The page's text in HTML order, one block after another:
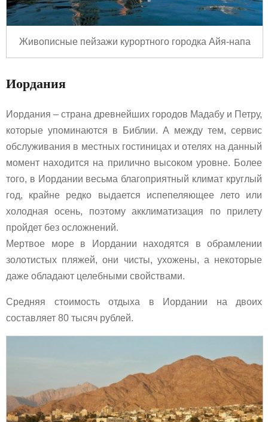
Живописные пейзажи курортного городка Айя-напа
Иордания
Иордания – страна древнейших городов Мадабу и Петру,
которые упоминаются в Библии. А между тем, сервис
обслуживания в местных гостиницах и отелях на данный
момент находится на прилично высоком уровне. Более
того, в Иордании весьма благоприятный климат круглый
год, крайне редко выдается испепеляющее лето или
холодная осень, поэтому акклиматизация по прилету
пройдет без осложнений.
Мертвое море в Иордании находятся в обрамлении
золотистых пляжей, они чисты, ухожены, а некоторые
даже обладают целебными свойствами.
Средняя стоимость отдыха в Иордании на двоих
составляет 80 тысяч рублей.